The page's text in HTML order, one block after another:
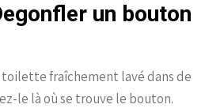
un bouton
fraîchement lavé dans de
le là où se trouve le bouton.